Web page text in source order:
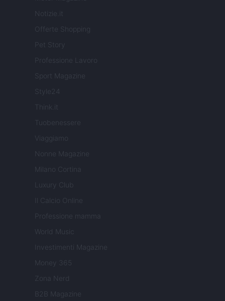
Notizie.it
Offerte Shopping
Pet Story
Professione Lavoro
Sport Magazine
Style24
Think.it
Tuobenessere
Viaggiamo
Nonne Magazine
Milano Cortina
Luxury Club
Il Calcio Online
Professione mamma
World Music
Investimenti Magazine
Money 365
Zona Nerd
B2B Magazine